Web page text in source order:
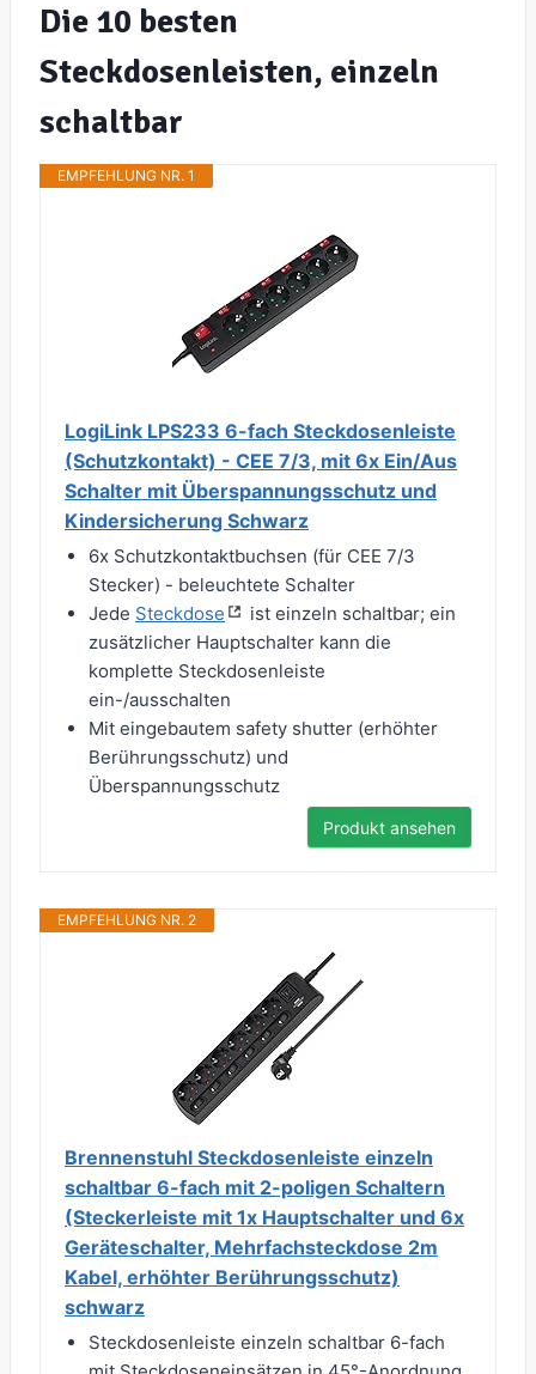
Die 10 besten
Steckdosenleisten, einzeln
schaltbar
EMPFEHLUNG NR. 1
LogiLink LPS233 6-fach Steckdosenleiste
(Schutzkontakt) - CEE 7/3, mit 6x Ein/Aus
Schalter mit Überspannungsschutz und
Kindersicherung Schwarz
6x Schutzkontaktbuchsen (für CEE 7/3
Stecker) - beleuchtete Schalter
Jede Steckdose
ist einzeln schaltbar; ein
zusätzlicher Hauptschalter kann die
komplette Steckdosenleiste
ein-/ausschalten
Mit eingebautem safety shutter (erhöhter
Berührungsschutz) und
Überspannungsschutz
Produkt ansehen
EMPFEHLUNG NR. 2
Brennenstuhl Steckdosenleiste einzeln
schaltbar 6-fach mit 2-poligen Schaltern
(Steckerleiste mit 1x Hauptschalter und 6x
Geräteschalter, Mehrfachsteckdose 2m
Kabel, erhöhter Berührungsschutz)
schwarz
Steckdosenleiste einzeln schaltbar 6-fach